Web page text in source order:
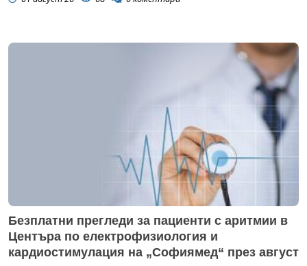
Безплатни прегледи за пациенти с аритмии в
Центъра по електрофизиология и
кардиостимулация на „Софиямед“ през август